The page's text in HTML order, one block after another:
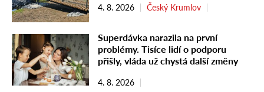
4. 8. 2026 Český Krumlov
Superdávka narazila na první
problémy. Tisíce lidí o podporu
přišly, vláda už chystá další změny
4. 8. 2026